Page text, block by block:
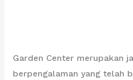
Garden Center merupakan
berpengalaman yang telah